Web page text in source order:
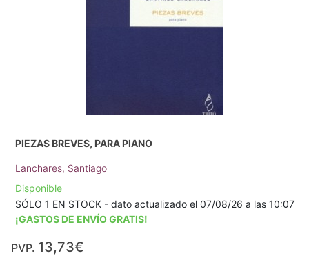
PIEZAS BREVES, PARA PIANO
Lanchares, Santiago
Disponible
SÓLO 1 EN STOCK - dato actualizado el 07/08/26 a las 10:07
¡GASTOS DE ENVÍO GRATIS!
PVP. 13,73€